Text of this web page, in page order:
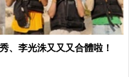
、李光洙又又又合體啦！